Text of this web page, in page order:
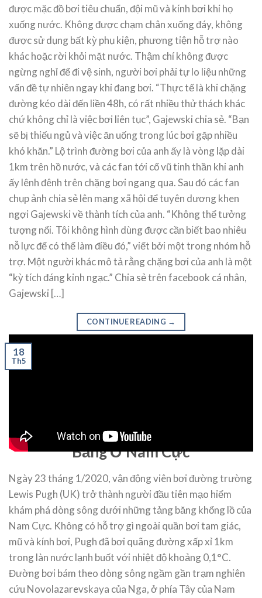
được mặc đồ bơi tiêu chuẩn, đội mũ và kính bơi khi họ
xuống nước. Không được chạm chân xuống đáy, không
được sử dụng bất kỳ phụ kiện, phương tiện hỗ trợ nào
khác hoặc rời khỏi mặt nước. Thậm chí không được
ngừng nghỉ để đi vệ sinh, người bơi phải tự lo liệu những
vấn đề tự nhiên ngay khi đang bơi. “Thực tế là khi chặng
đường kéo dài đến liền 48h, có rất nhiều thử thách khác
chứ không chỉ là việc bơi liên tục”, Gajewski chia sẻ. “Bạn
sẽ bị thiếu ngủ và việc ăn uống trong lúc bơi gặp nhiều
khó khăn.” Lộ trình đường bơi của anh ấy là vòng lặp dài
1km trên hồ nước, và các fan tới cổ vũ tinh thần khi anh
ấy lênh đênh trên chặng bơi ngang qua. Sau đó các fan
chụp ảnh chia sẻ lên mạng xã hội để tuyên dương khen
ngợi Gajewski về thành tích của anh. “Không thể tưởng
tượng nổi. Tôi không hình dùng được cần biết bao nhiêu
nỗ lực để có thể làm điều đó,” viết bởi một trong nhóm hỗ
trợ. Một người khác mô tả rằng chặng bơi của anh là một
“kỳ tích đáng kinh ngạc.” Chia sẻ trên facebook cá nhân,
Gajewski […]
CONTINUE READING →
Posted in
Đầu Tiên Bơi Chinh Phục Sông
Băng Ở Nam Cực
18
Th5
Ngày 23 tháng 1/2020, vận động viên bơi đường trường
Lewis Pugh (UK) trở thành người đầu tiên mạo hiểm
khám phá dòng sông dưới những tảng băng khổng lồ của
Nam Cực. Không có hỗ trợ gì ngoài quần bơi tam giác,
mũ và kính bơi, Pugh đã bơi quãng đường xấp xỉ 1km
trong làn nước lạnh buốt với nhiệt độ khoảng 0,1°C.
Đường bơi bám theo dòng sông ngầm gần trạm nghiên
cứu Novolazarevskaya của Nga, ở phía Tây của Nam